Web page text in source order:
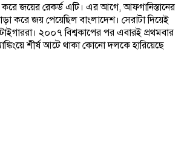
জয়ের রেকর্ড এটি। এর আগে, আফগানিস্তানের
করে জয় পেয়েছিল বাংলাদেশ। সেরাটা দিয়েই
২০০৭ বিশ্বকাপের পর এবারই প্রথমবার
শীর্ষ আটে থাকা কোনো দলকে হারিয়েছে